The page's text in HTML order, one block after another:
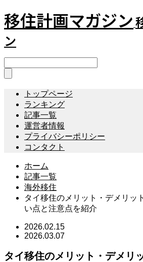
移住計画マガジン
ン
トップページ
ランキング
記事一覧
運営者情報
プライバシーポリシー
コンタクト
ホーム
記事一覧
海外移住
タイ移住のメリット・デメリッ
い点と注意点を紹介
2026.02.15
2026.03.07
タイ移住のメリット・デメリ